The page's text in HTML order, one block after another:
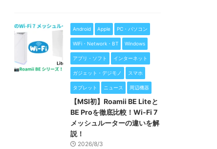
Android Apple PC・パソコン
WiFi・Network・BT Windows
アプリ・ソフト インターネット
ガジェット・デジモノ スマホ
タブレット ニュース 周辺機器
【MSI初】Roamii BE Liteと
BE Proを徹底比較！Wi-Fi 7
メッシュルーターの違いを解
説！
2026/8/3